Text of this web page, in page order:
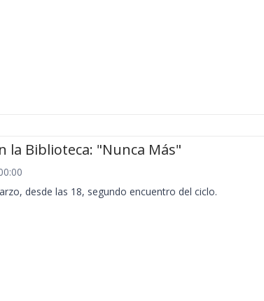
la Biblioteca: "Nunca Más"
desde las 18, segundo encuentro del ciclo.